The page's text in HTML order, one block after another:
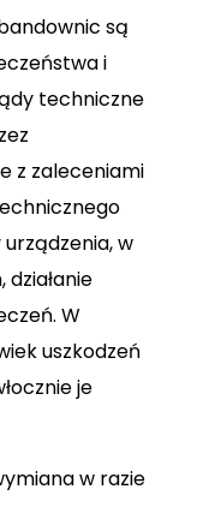
są
i
techniczne
z zaleceniami
w
W
uszkodzeń
je
w razie